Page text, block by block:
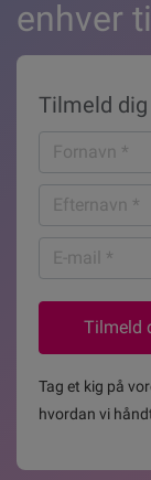
enhver
Tilmeld dig
Fornavn
*
Efternavn
*
mail
*
Tilmeld
Tag et kig på
hvordan vi